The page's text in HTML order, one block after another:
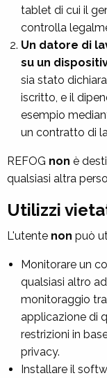
tablet di cui il
controlla
Un datore di
su un
sia stato
iscritto, e il
esempio
un contratto di
REFOG non è
qualsiasi altra
Utilizzi
L'utente non può
Monitorare un
qualsiasi altro
monitoraggio
applicazione di
restrizioni in
privacy.
Installare il